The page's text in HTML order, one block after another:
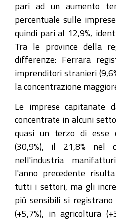
pari ad un aumento
percentuale sulle
quindi pari al 12,9%,
Tra le province della
differenze: Ferrara
imprenditori stranieri
la concentrazione
Le imprese capitanate
concentrate in alcuni
quasi un terzo di esse
(30,9%), il 21,8% nel
nell'industria
l'anno precedente
tutti i settori, ma gli
più sensibili si
(+5,7%), in agricoltura